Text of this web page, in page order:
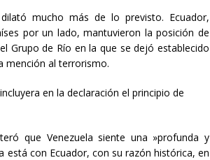
mucho más de lo previsto. Ecuador,
por un lado, mantuvieron la posición de
Grupo de Río en la que se dejó establecido
mención al terrorismo.
en la declaración el principio de
que Venezuela siente una »profunda y
está con Ecuador, con su razón histórica, en